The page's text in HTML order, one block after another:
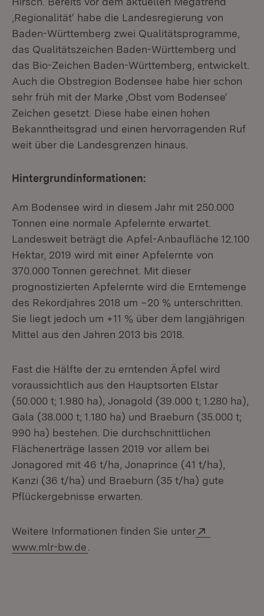
‚Regionalität‘ habe die Landesregierung von
Baden-Württemberg zwei Qualitätsprogramme,
das Qualitätszeichen Baden-Württemberg und
das Bio-Zeichen Baden-Württemberg, entwickelt.
Auch die Obstregion Bodensee habe hier schon
sehr früh mit der Marke ‚Obst vom Bodensee‘
Zeichen gesetzt. Diese habe einen hohen
Bekanntheitsgrad und einen hervorragenden Ruf
weit über die Landesgrenzen hinaus.
Hintergrundinformationen:
Am Bodensee wird in diesem Jahr mit 250.000
Tonnen eine normale Apfelernte erwartet.
Landesweit beträgt die Apfel-Anbaufläche 12.100
Hektar, 2019 wird mit einer Apfelernte von
370.000 Tonnen gerechnet. Mit dieser
prognostizierten Apfelernte wird die Erntemenge
des Rekordjahres 2018 um −20 % unterschritten.
Sie liegt jedoch um +11 % über dem langjährigen
Mittel aus den Jahren 2013 bis 2018.
Fast die Hälfte der zu erntenden Äpfel wird
voraussichtlich aus den Hauptsorten Elstar
(50.000 t; 1.980 ha), Jonagold (39.000 t; 1.280 ha),
Gala (38.000 t; 1.180 ha) und Braeburn (35.000 t;
990 ha) bestehen. Die durchschnittlichen
Flächenerträge lassen 2019 vor allem bei
Jonagored mit 46 t/ha, Jonaprince (41 t/ha),
Kanzi (36 t/ha) und Braeburn (35 t/ha) gute
Pflückergebnisse erwarten.
Weitere Informationen finden Sie unter
www.mlr-bw.de